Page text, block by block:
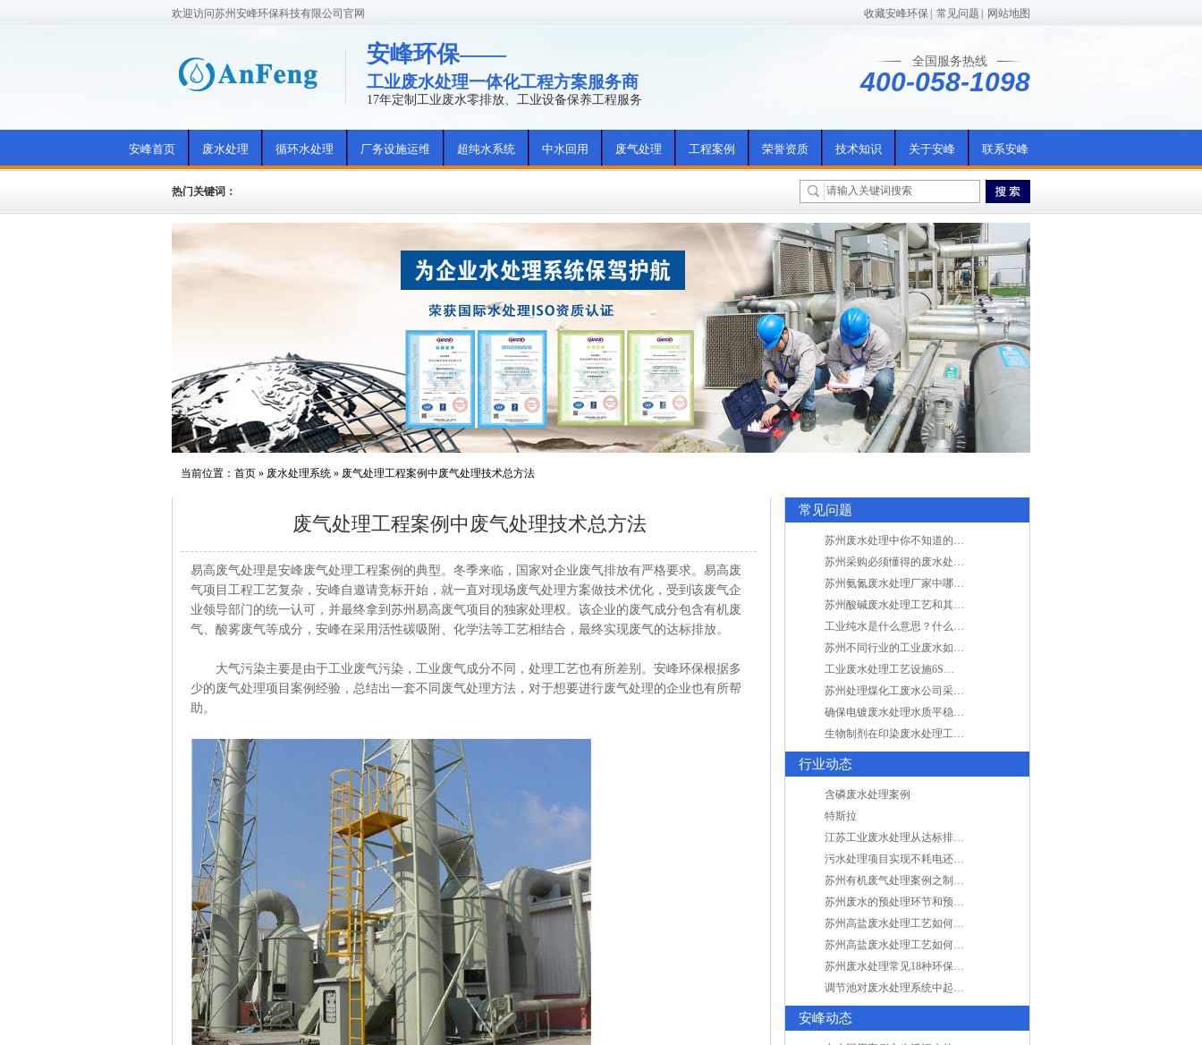
欢迎访问苏州安峰环保科技有限公司官网 收藏安峰环保 常见问题 网站地图
安峰环保——
工业废水处理一体化工程方案服务商
17年定制工业废水零排放、工业设备保养工程服务
全国服务热线
400-058-1098
安峰首页 废水处理 循环水处理 厂务设施运维 超纯水系统 中水回用 废气处理 工程案例 荣誉资质 技术知识 关于安峰 联系安峰
热门关键词：
当前位置： 首页 » 废水处理系统 » 废气处理工程案例中废气处理技术总方法
废气处理工程案例中废气处理技术总方法
易高废气处理是安峰废气处理工程案例的典型。冬季来临，国家对企业废气排放有严格要求。易高废
气项目工程工艺复杂，安峰自邀请竞标开始，就一直对现场废气处理方案做技术优化，受到该废气企
业领导部门的统一认可，并最终拿到苏州易高废气项目的独家处理权。该企业的废气成分包含有机废
气、酸雾废气等成分，安峰在采用活性碳吸附、化学法等工艺相结合，最终实现废气的达标排放。
大气污染主要是由于工业废气污染，工业废气成分不同，处理工艺也有所差别。安峰环保根据多
少的废气处理项目案例经验，总结出一套不同废气处理方法，对于想要进行废气处理的企业也有所帮
助。
常见问题
苏州废水处理中你不知道的工艺全在这里
苏州采购必须懂得的废水处理问题，值得收藏！
苏州氨氮废水处理厂家中哪家最专业？
苏州酸碱废水处理工艺和其他废水处理的区别
工业纯水是什么意思？什么是纯水处理？
苏州不同行业的工业废水如何处理的？
工业废水处理工艺设施6S现场管理
苏州处理煤化工废水公司采用哪些工艺方法?
确保电镀废水处理水质平稳因素有哪些？
生物制剂在印染废水处理工艺技术中效果如何？
行业动态
含磷废水处理案例
特斯拉
江苏工业废水处理从达标排放到零排放
污水处理项目实现不耗电还省电的技术革新
苏州有机废气处理案例之制药类企业处理工艺
苏州废水的预处理环节和预计达到目的
苏州高盐废水处理工艺如何实现行业升级
苏州高盐废水处理工艺如何实现行业升级
苏州废水处理常见18种环保术语，秒懂！
调节池对废水处理系统中起到怎样的作用？
安峰动态